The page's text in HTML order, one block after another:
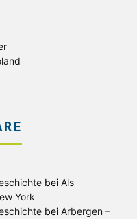
bei Als
York
bei Arbergen –